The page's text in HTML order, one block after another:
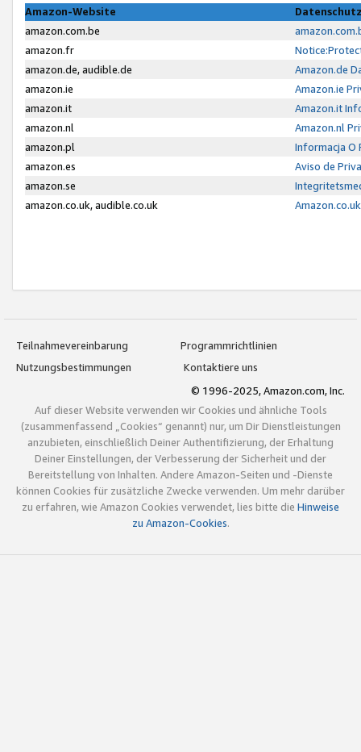
Amazon-Website
amazon.com.be
amazon.fr
amazon.de, audible.de
Amazon.de
amazon.ie
Amazon.ie
amazon.it
Amazon.it
amazon.nl
Amazon.nl
amazon.pl
Informacja O
amazon.es
Aviso de
amazon.se
amazon.co.uk, audible.co.uk
Teilnahmevereinbarung
Programmrichtlinien
Nutzungsbestimmungen
Kontaktiere uns
© 1996-2025, Amazon.com, Inc.
Auf dieser Website verwenden wir Cookies und ähnliche Tools
(zusammenfassend „Cookies“ genannt) nur, um Dir Dienstleistungen
anzubieten, einschließlich Deiner Authentifizierung, der Erhaltung
Deiner Einstellungen, der Verbesserung der Sicherheit und der
Bereitstellung von Inhalten. Andere Amazon-Seiten und -Dienste
können Cookies für zusätzliche Zwecke verwenden. Um mehr darüber
zu erfahren, wie Amazon Cookies verwendet, lies bitte die Hinweise
zu Amazon-Cookies.